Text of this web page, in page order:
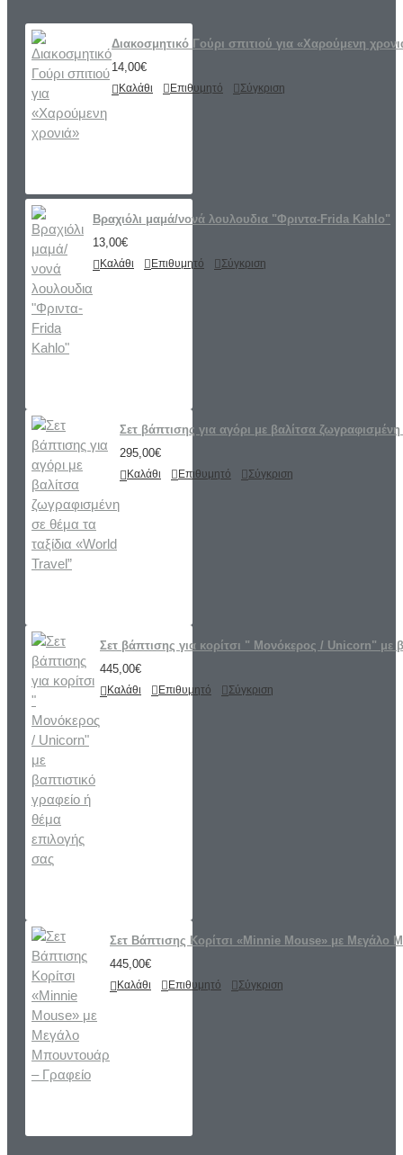
Διακοσμητικό Γούρι σπιτιού για «Χαρούμενη
14,00€
Καλάθι Επιθυμητό Σύγκριση
Βραχιόλι μαμά/νονά λουλουδια "Φριντα-Frida Kahlo"
13,00€
Καλάθι Επιθυμητό Σύγκριση
Σετ βάπτισης για αγόρι με βαλίτσα
295,00€
Καλάθι Επιθυμητό Σύγκριση
Σετ βάπτισης για κορίτσι " Μονόκερος / Unicorn" με
445,00€
Καλάθι Επιθυμητό Σύγκριση
Σετ Βάπτισης Κορίτσι «Minnie Mouse» με Μεγάλο
445,00€
Καλάθι Επιθυμητό Σύγκριση